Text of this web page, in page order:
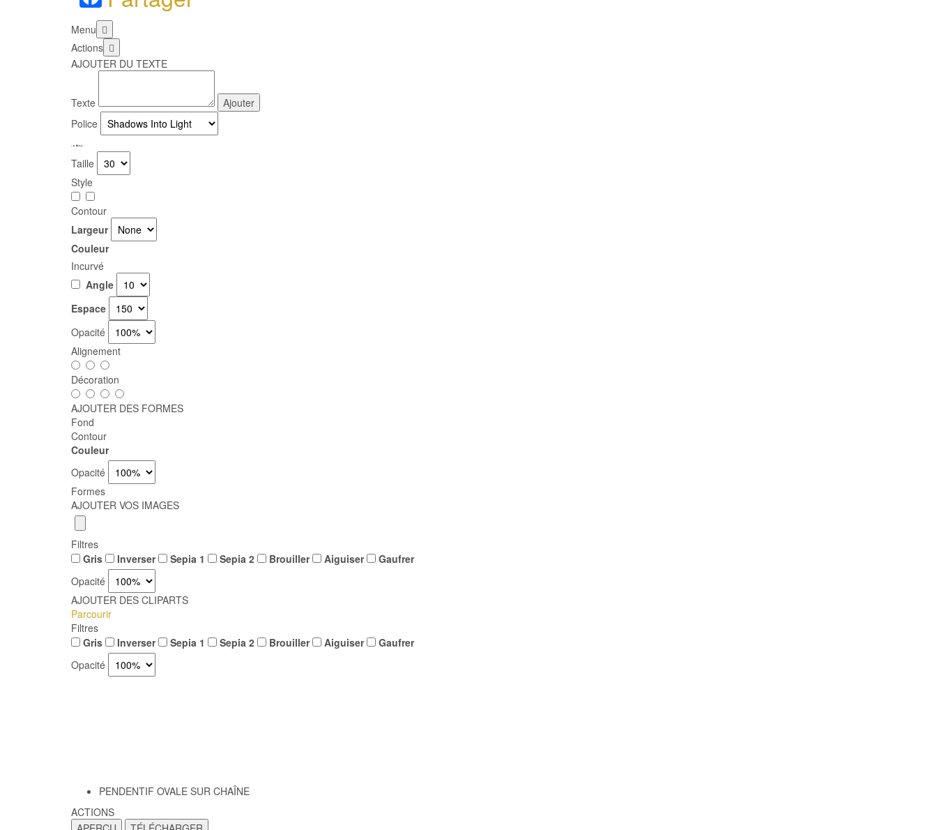
Menu
Actions
AJOUTER DU TEXTE
Texte
Ajouter
Police
......
Taille
Style
Contour
Largeur
Couleur
Incurvé
Angle
Espace
Opacité
Alignement
Décoration
AJOUTER DES FORMES
Fond
Contour
Couleur
Opacité
Formes
AJOUTER VOS IMAGES
Filtres
Gris
Inverser Sepia 1 Sepia 2 Brouiller Aiguiser
Gaufrer
Opacité
AJOUTER DES CLIPARTS
Parcourir
Filtres
Gris
Inverser Sepia 1 Sepia 2 Brouiller Aiguiser
Gaufrer
Opacité
PENDENTIF OVALE SUR CHAÎNE
ACTIONS